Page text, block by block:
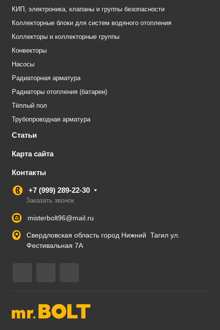
КИП, электроника, клапаны и группы безопасности
Коллекторные блоки для систем водяного отопления
Коллекторы и коллекторные группы
Конвекторы
Насосы
Радиаторная арматура
Радиаторы отопления (батареи)
Тёплый пол
Трубопроводная арматура
Статьи
Карта сайта
Контакты
+7 (999) 289-22-30
Заказать звонок
misterbolt96@mail.ru
Свердловская область город Нижний Тагил ул.
Фестивальная 7А